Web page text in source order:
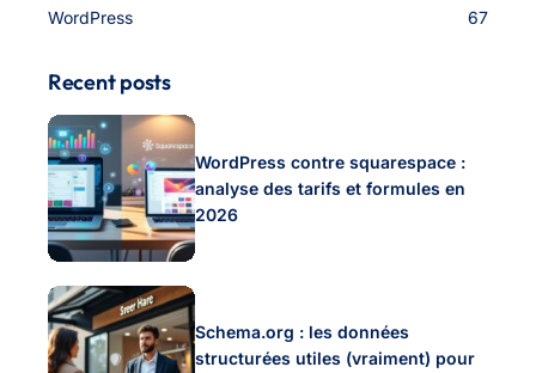
WordPress
67
Recent posts
WordPress contre squarespace :
analyse des tarifs et formules en
2026
Schema.org : les données
structurées utiles (vraiment) pour